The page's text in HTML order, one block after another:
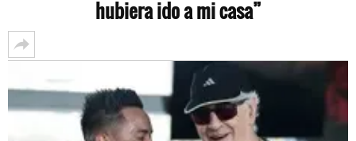
hubiera ido a mi casa”